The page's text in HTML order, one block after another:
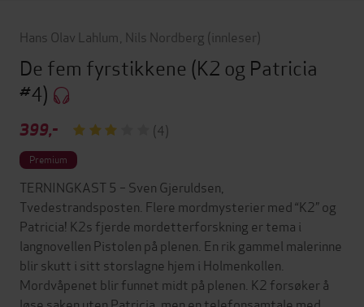
Hans Olav Lahlum Nils Nordberg (innleser)
De fem fyrstikkene (K2 og Patricia
#4)
399,- (4)
Premium
TERNINGKAST 5 – Sven Gjeruldsen,
Tvedestrandsposten. Flere mordmysterier med “K2” og
Patricia! K2s fjerde mordetterforskning er tema i
langnovellen Pistolen på plenen. En rik gammel malerinne
blir skutt i sitt storslagne hjem i Holmenkollen.
Mordvåpenet blir funnet midt på plenen. K2 forsøker å